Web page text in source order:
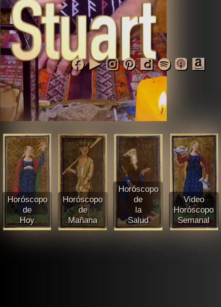
Horóscopo
de
Hoy
Horóscopo
de
Mañana
Horóscopo
de
la
Salud
Video
Horóscopo
Semanal